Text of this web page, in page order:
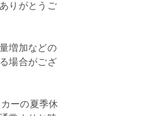
りがとうご
増加などの
場合がござ
ーの夏季休